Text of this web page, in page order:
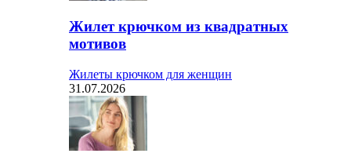
Жилет крючком из квадратных
мотивов
Жилеты крючком для женщин
31.07.2026